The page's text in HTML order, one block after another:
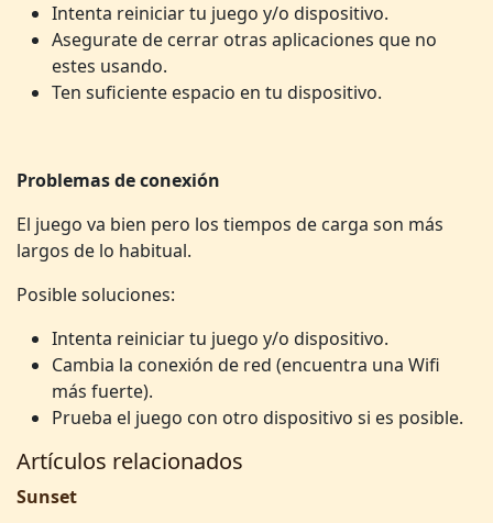
Intenta reiniciar tu juego y/o dispositivo.
Asegurate de cerrar otras aplicaciones que no
estes usando.
Ten suficiente espacio en tu dispositivo.
Problemas de conexión
El juego va bien pero los tiempos de carga son más
largos de lo habitual.
Posible soluciones:
Intenta reiniciar tu juego y/o dispositivo.
Cambia la conexión de red (encuentra una Wifi
más fuerte).
Prueba el juego con otro dispositivo si es posible.
Artículos relacionados
Sunset